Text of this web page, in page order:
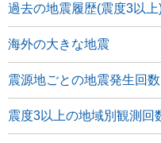
過去の地震履歴(震度3以上
海外の大きな地震
震源地ごとの地震発生回数
震度3以上の地域別観測回